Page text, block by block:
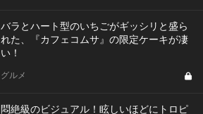
バラとハート型のいちごがギッシリと盛ら
れた、『カフェコムサ』の限定ケーキが凄
い！
グルメ
悶絶級のビジュアル！眩しいほどにトロピ